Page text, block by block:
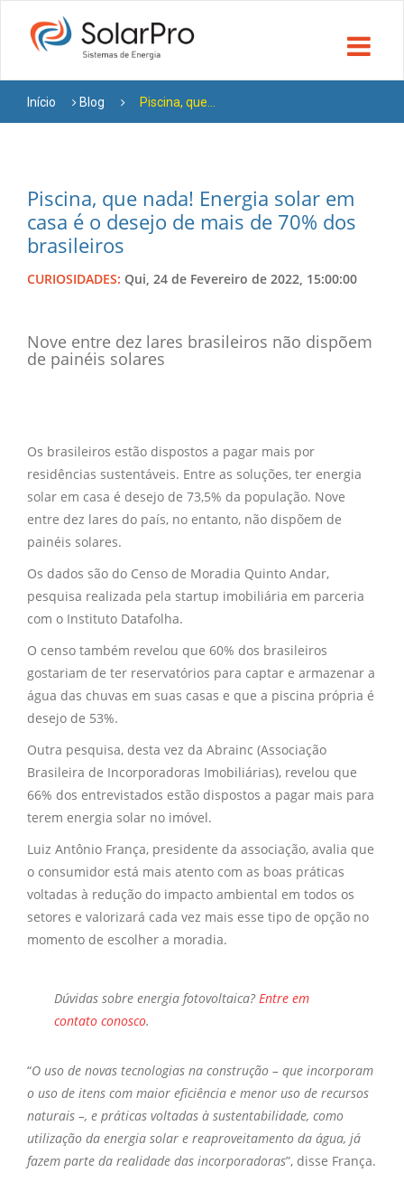
Início Blog Piscina, que...
Piscina, que nada! Energia solar em
casa é o desejo de mais de 70% dos
brasileiros
CURIOSIDADES: Qui, 24 de Fevereiro de 2022, 15:00:00
Nove entre dez lares brasileiros não dispõem
de painéis solares
Os brasileiros estão dispostos a pagar mais por
residências sustentáveis. Entre as soluções, ter energia
solar em casa é desejo de 73,5% da população. Nove
entre dez lares do país, no entanto, não dispõem de
painéis solares.
Os dados são do Censo de Moradia Quinto Andar,
pesquisa realizada pela startup imobiliária em parceria
com o Instituto Datafolha.
O censo também revelou que 60% dos brasileiros
gostariam de ter reservatórios para captar e armazenar a
água das chuvas em suas casas e que a piscina própria é
desejo de 53%.
Outra pesquisa, desta vez da Abrainc (Associação
Brasileira de Incorporadoras Imobiliárias), revelou que
66% dos entrevistados estão dispostos a pagar mais para
terem energia solar no imóvel.
Luiz Antônio França, presidente da associação, avalia que
o consumidor está mais atento com as boas práticas
voltadas à redução do impacto ambiental em todos os
setores e valorizará cada vez mais esse tipo de opção no
momento de escolher a moradia.
Dúvidas sobre energia fotovoltaica? Entre em
contato conosco.
“O uso de novas tecnologias na construção – que incorporam
o uso de itens com maior eficiência e menor uso de recursos
naturais –, e práticas voltadas à sustentabilidade, como
utilização da energia solar e reaproveitamento da água, já
fazem parte da realidade das incorporadoras”, disse França.